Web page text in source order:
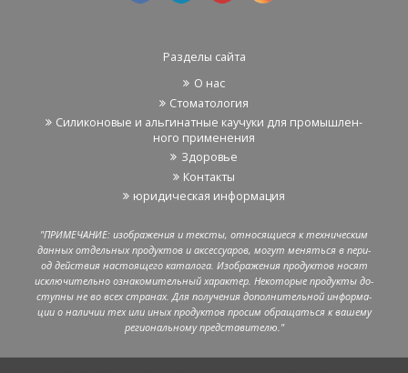
Раз­де­лы сайта
О нас
Сто­ма­то­ло­гия
Си­ли­ко­но­вые и аль­ги­нат­ные ка­у­чу­ки для про­мыш­лен­
но­го при­ме­не­ния
Здо­ро­вье
Кон­так­ты
юри­ди­че­ская ин­фор­ма­ция
"ПРИ­МЕ­ЧА­НИЕ: изоб­ра­же­ния и тек­сты, от­но­ся­щи­е­ся к тех­ни­че­ским
дан­ных от­дель­ных про­дук­тов и ак­сес­су­а­ров, могут ме­нять­ся в пе­ри­
од дей­ствия на­сто­я­ще­го ка­та­ло­га. Изоб­ра­же­ния про­дук­тов носят
ис­клю­чи­тель­но озна­ко­ми­тель­ный ха­рак­тер. Неко­то­рые про­дук­ты до­
ступ­ны не во всех стра­нах. Для по­лу­че­ния до­пол­ни­тель­ной ин­фор­ма­
ции о на­ли­чии тех или иных про­дук­тов про­сим об­ра­щать­ся к ва­ше­му
ре­ги­о­наль­но­му пред­ста­ви­те­лю."